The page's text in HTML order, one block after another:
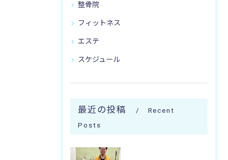
整骨院
フィットネス
エステ
スケジュール
最近の投稿
Recent
Posts